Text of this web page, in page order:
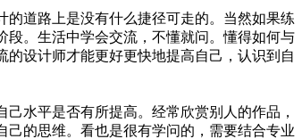
道路上是没有什么捷径可走的。当然如果练
。生活中学会交流，不懂就问。懂得如何与
设计师才能更好更快地提高自己，认识到自
水平是否有所提高。经常欣赏别人的作品，
的思维。看也是很有学问的，需要结合专业